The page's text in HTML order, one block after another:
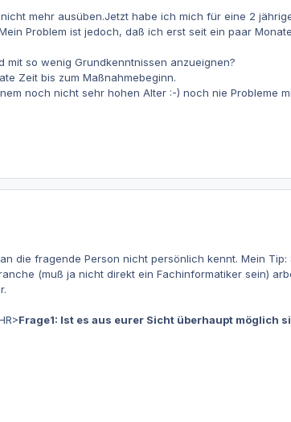
mehr ausüben.Jetzt habe ich mich für eine 2
Problem ist jedoch, daß ich erst seit ein paar
mit so wenig Grundkenntnissen anzueignen?
Zeit bis zum Maßnahmebeginn.
noch nicht sehr hohen Alter :-) noch nie Probleme
die fragende Person nicht persönlich kennt. Mein Tip:
(muß ja nicht direkt ein Fachinformatiker sein)
Frage1: Ist es aus eurer Sicht überhaupt möglich